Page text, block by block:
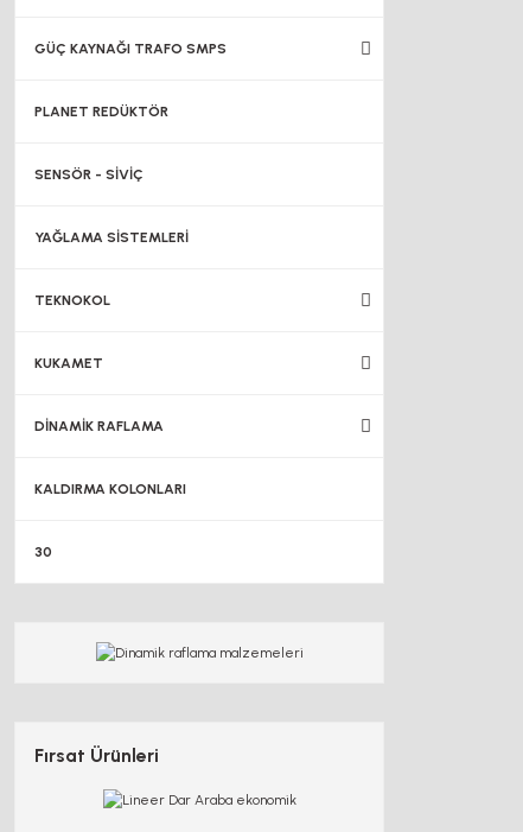
GÜÇ KAYNAĞI TRAFO SMPS
PLANET REDÜKTÖR
SENSÖR - SİVİÇ
YAĞLAMA SİSTEMLERİ
TEKNOKOL
KUKAMET
DİNAMİK RAFLAMA
KALDIRMA KOLONLARI
30
Fırsat Ürünleri